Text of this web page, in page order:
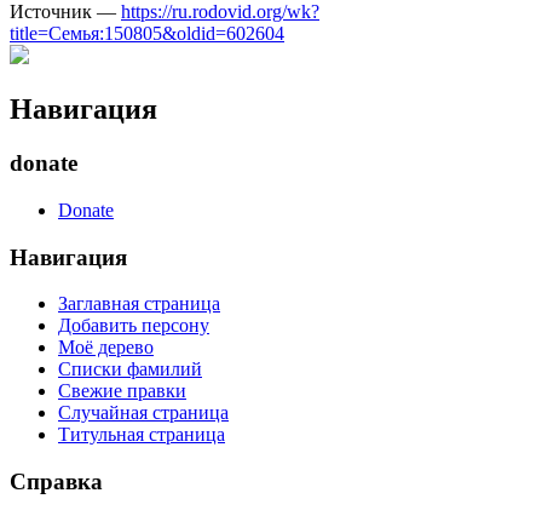
Источник — https://ru.rodovid.org/wk?
title=Семья:150805&oldid=602604
Навигация
donate
Donate
Навигация
Заглавная страница
Добавить персону
Моё дерево
Списки фамилий
Свежие правки
Случайная страница
Титульная страница
Справка